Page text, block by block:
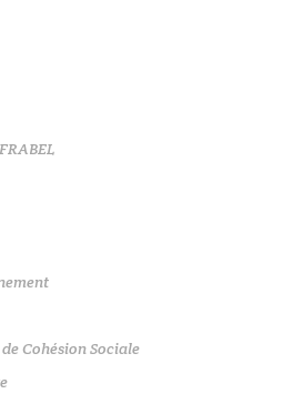
Cohésion Sociale